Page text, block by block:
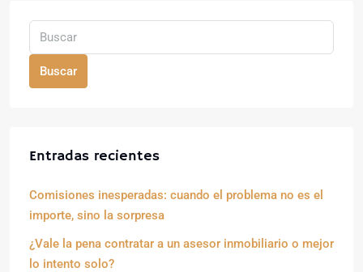
Buscar
Entradas recientes
Comisiones inesperadas: cuando el problema no es el
importe, sino la sorpresa
¿Vale la pena contratar a un asesor inmobiliario o mejor
lo intento solo?